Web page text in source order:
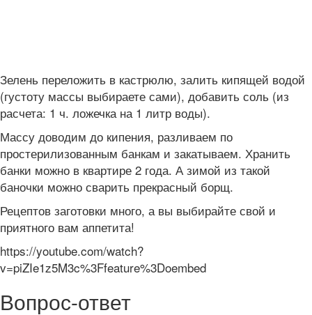
Зелень переложить в кастрюлю, залить кипящей водой
(густоту массы выбираете сами), добавить соль (из
расчета: 1 ч. ложечка на 1 литр воды).
Массу доводим до кипения, разливаем по
простерилизованным банкам и закатываем. Хранить
банки можно в квартире 2 года. А зимой из такой
баночки можно сварить прекрасный борщ.
Рецептов заготовки много, а вы выбирайте свой и
приятного вам аппетита!
https://youtube.com/watch?
v=piZIe1z5M3c%3Ffeature%3Doembed
Вопрос-ответ